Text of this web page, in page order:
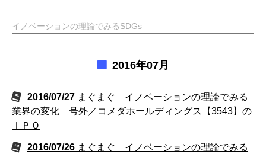
イノベーションの理論でみるSDGs
2016年07月
2016/07/27 まぐまぐ イノベーションの理論でみる
業界の変化 号外／コメダホールディングス【3543】の
ＩＰＯ
2016/07/26 まぐまぐ イノベーションの理論でみる